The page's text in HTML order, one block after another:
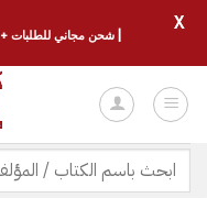
للمحتوى
البحث
عن:
| شحن مجاني للطلبات +300 ريال | تغليف مجاني للطلبات +150 ريال |
X